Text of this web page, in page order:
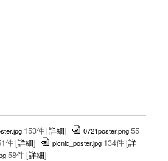
153件[詳細] 0721poster.png55
件[詳細] picnic_poster.jpg 134件[詳
58件[詳細]